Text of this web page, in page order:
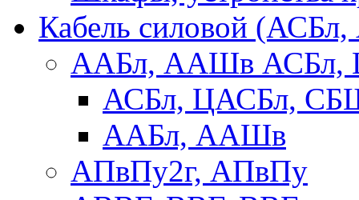
Кабель силовой
ААБл, ААШв АСБл,
АСБл, ЦАСБл,
ААБл, ААШв
АПвПу2г, АПвПу